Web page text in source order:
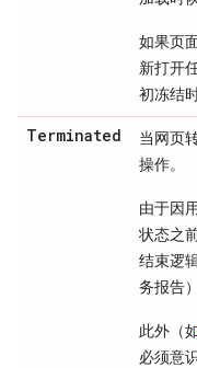
如果页
新打开
初冻结
Terminated 当网页
操作。
由于因
状态之
结束逻
务报告
此外（
必须意